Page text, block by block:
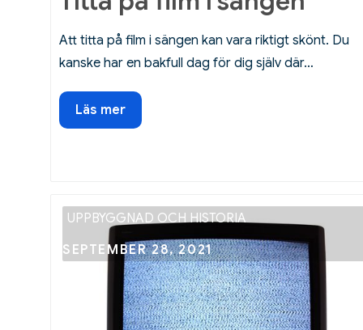
Att titta på film i sängen kan vara riktigt skönt. Du
kanske har en bakfull dag för dig själv där…
Titta
på
Läs mer
UPPBYGGNAD OCH HISTORIA
Posted
SEPTEMBER 28, 2021